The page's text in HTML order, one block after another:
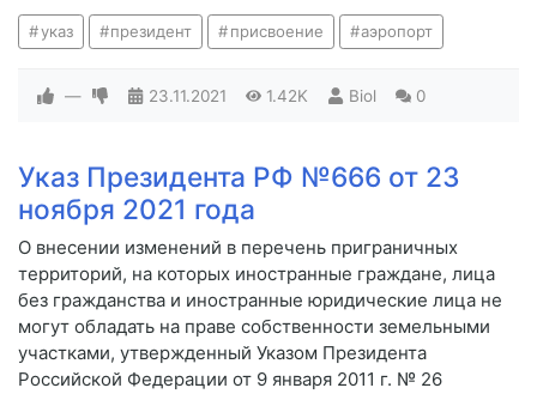
указ президент присвоение аэропорт
— 23.11.2021 1.42K Biol 0
Указ Президента РФ №666 от 23
ноября 2021 года
О внесении изменений в перечень приграничных
территорий, на которых иностранные граждане, лица
без гражданства и иностранные юридические лица не
могут обладать на праве собственности земельными
участками, утвержденный Указом Президента
Российской Федерации от 9 января 2011 г. № 26